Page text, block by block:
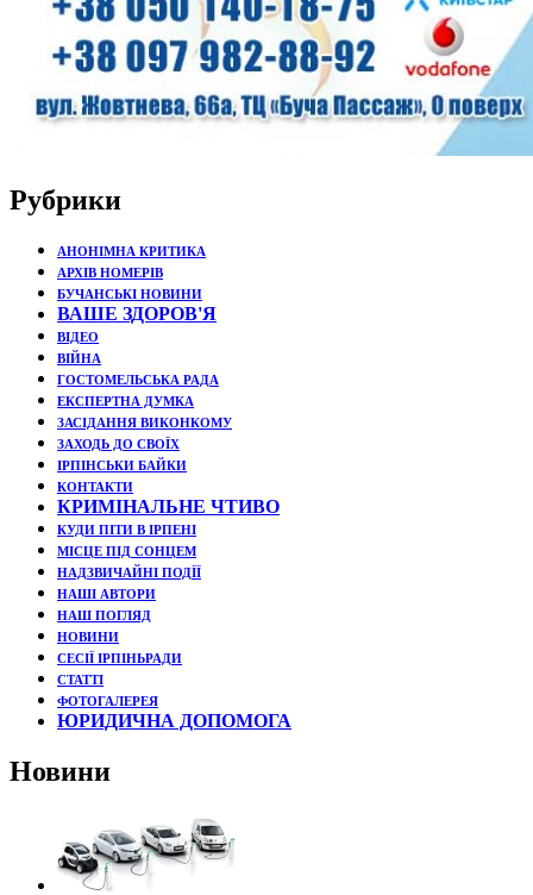
Рубрики
АНОНІМНА КРИТИКА
АРХІВ НОМЕРІВ
БУЧАНСЬКІ НОВИНИ
ВАШЕ ЗДОРОВ'Я
ВІДЕО
ВІЙНА
ГОСТОМЕЛЬСЬКА РАДА
ЕКСПЕРТНА ДУМКА
ЗАСІДАННЯ ВИКОНКОМУ
ЗАХОДЬ ДО СВОЇХ
ІРПІНСЬКИ БАЙКИ
КОНТАКТИ
КРИМІНАЛЬНЕ ЧТИВО
КУДИ ПІТИ В ІРПЕНІ
МІСЦЕ ПІД СОНЦЕМ
НАДЗВИЧАЙНІ ПОДЇЇ
НАШІ АВТОРИ
НАШ ПОГЛЯД
НОВИНИ
СЕСІЇ ІРПІНЬРАДИ
СТАТТІ
ФОТОГАЛЕРЕЯ
ЮРИДИЧНА ДОПОМОГА
Новини